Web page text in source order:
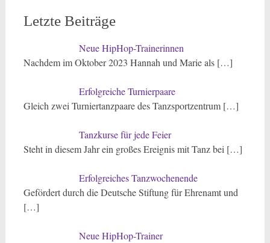
Letzte Beiträge
Neue HipHop-Trainerinnen
Nachdem im Oktober 2023 Hannah und Marie als […]
Erfolgreiche Turnierpaare
Gleich zwei Turniertanzpaare des Tanzsportzentrum […]
Tanzkurse für jede Feier
Steht in diesem Jahr ein großes Ereignis mit Tanz bei […]
Erfolgreiches Tanzwochenende
Gefördert durch die Deutsche Stiftung für Ehrenamt und
[…]
Neue HipHop-Trainer